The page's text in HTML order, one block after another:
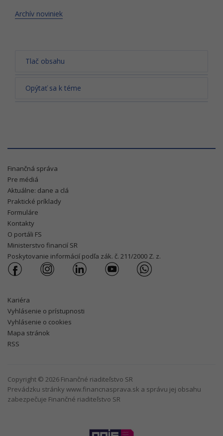
Archív noviniek
Tlač obsahu
Opýtať sa k téme
Finančná správa
Pre médiá
Aktuálne: dane a clá
Praktické príklady
Formuláre
Kontakty
O portáli FS
Ministerstvo financií SR
Poskytovanie informácií podľa zák. č. 211/2000 Z. z.
Kariéra
Vyhlásenie o prístupnosti
Vyhlásenie o cookies
Mapa stránok
RSS
Copyright © 2026 Finančné riaditeľstvo SR
Prevádzku stránky www.financnasprava.sk a správu jej obsahu
zabezpečuje Finančné riaditeľstvo SR